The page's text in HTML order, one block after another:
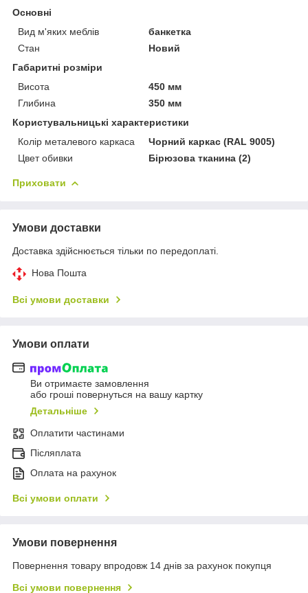
Основні
Вид м'яких меблів
банкетка
Стан
Новий
Габаритні розміри
Висота
450 мм
Глибина
350 мм
Користувальницькі характеристики
Колір металевого каркаса
Чорний каркас (RAL 9005)
Цвет обивки
Бірюзова тканина (2)
Приховати
Умови доставки
Доставка здійснюється тільки по передоплаті.
Нова Пошта
Всі умови доставки
Умови оплати
Ви отримаєте замовлення
або гроші повернуться на вашу картку
Детальніше
Оплатити частинами
Післяплата
Оплата на рахунок
Всі умови оплати
Умови повернення
Повернення товару впродовж 14 днів за рахунок покупця
Всі умови повернення